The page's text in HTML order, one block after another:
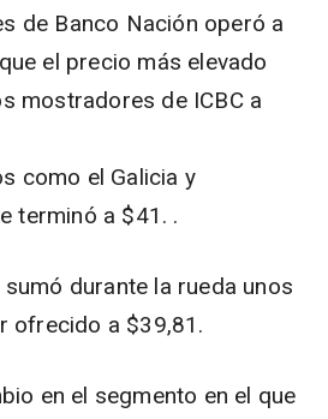
de Banco Nación operó a
el precio más elevado
mostradores de ICBC a
como el Galicia y
terminó a $41. .
durante la rueda unos
ofrecido a $39,81.
en el segmento en el que